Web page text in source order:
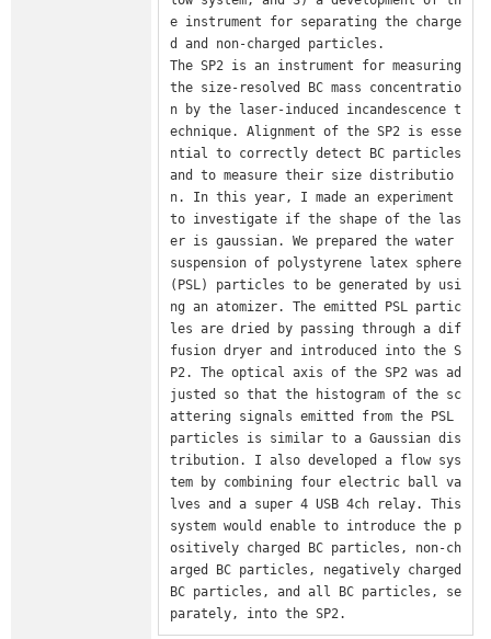
e instrument for separating the charge
d and non-charged particles.
The SP2 is an instrument for measuring
the size-resolved BC mass concentratio
n by the laser-induced incandescence t
echnique. Alignment of the SP2 is esse
ntial to correctly detect BC particles
and to measure their size distributio
n. In this year, I made an experiment
to investigate if the shape of the las
er is gaussian. We prepared the water
suspension of polystyrene latex sphere
(PSL) particles to be generated by usi
ng an atomizer. The emitted PSL partic
les are dried by passing through a dif
fusion dryer and introduced into the S
P2. The optical axis of the SP2 was ad
justed so that the histogram of the sc
attering signals emitted from the PSL
particles is similar to a Gaussian dis
tribution. I also developed a flow sys
tem by combining four electric ball va
lves and a super 4 USB 4ch relay. This
system would enable to introduce the p
ositively charged BC particles, non-ch
arged BC particles, negatively charged
BC particles, and all BC particles, se
parately, into the SP2.